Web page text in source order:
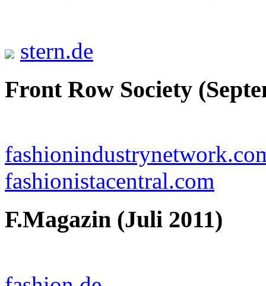
stern.de
Front Row Society
fashionistacentral.com
F.Magazin (Juli 2011)